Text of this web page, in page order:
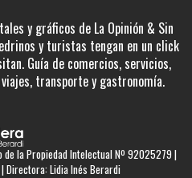
y gráficos de La Opinión & Sin
y turistas tengan en un click
Guía de comercios, servicios,
transporte y gastronomía.
de la Propiedad Intelectual Nº 92025279 |
Directora: Lidia Inés Berardi